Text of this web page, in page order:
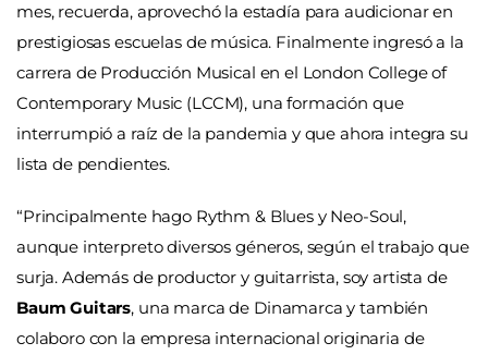
mes, recuerda, aprovechó la estadía para audicionar en
prestigiosas escuelas de música. Finalmente ingresó a la
carrera de Producción Musical en el London College of
Contemporary Music (LCCM), una formación que
interrumpió a raíz de la pandemia y que ahora integra su
lista de pendientes.
“Principalmente hago Rythm & Blues y Neo-Soul,
aunque interpreto diversos géneros, según el trabajo que
surja. Además de productor y guitarrista, soy artista de
Baum Guitars, una marca de Dinamarca y también
colaboro con la empresa internacional originaria de